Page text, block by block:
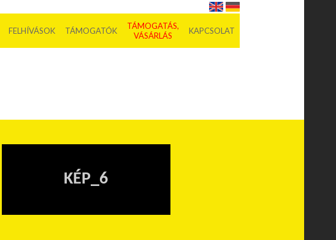
FELHÍVÁSOK TÁMOGATÓK
TÁMOGATÁS,
VÁSÁRLÁS
KAPCSOLAT
KÉP_6